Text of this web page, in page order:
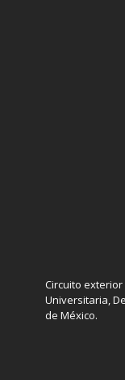
Circuito
Universitaria,
de México.